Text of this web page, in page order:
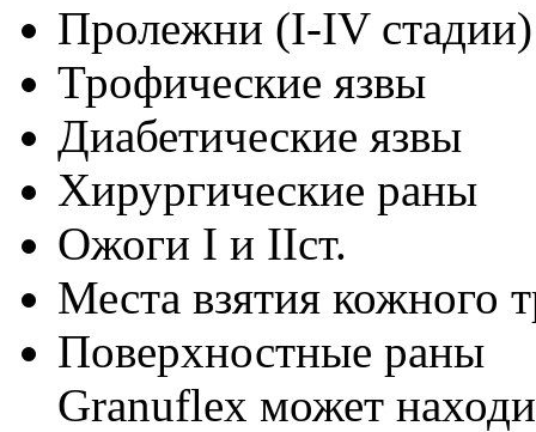
Пролежни (I-IV стадии)
Трофические язвы
Диабетические язвы
Хирургические раны
Ожоги I и IIст.
Места взятия кожного
Поверхностные раны
Granuflex может